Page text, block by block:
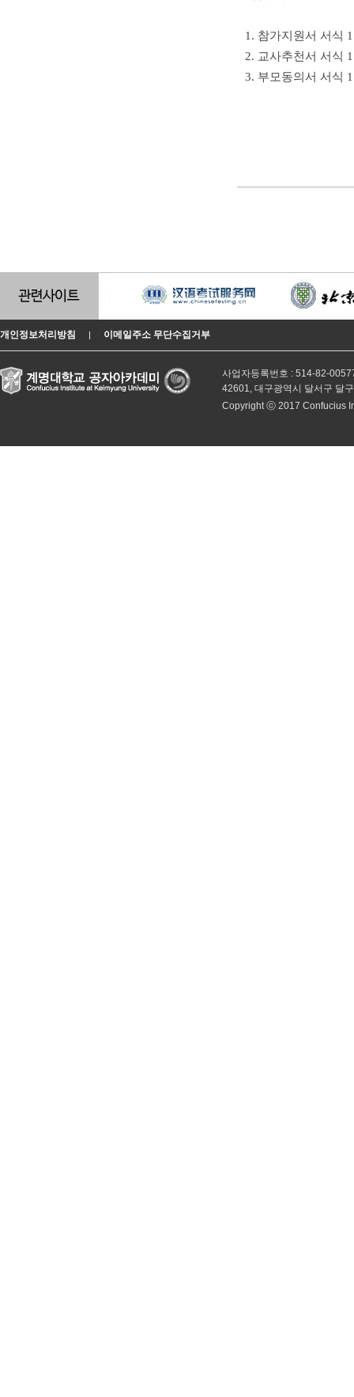
1. 참가지원서 서식
2. 교사추천서 서식
3. 부모동의서 서식
개인정보처리방침 | 이메일주소 무단수집거부
사업자등록번호 : 514-82-
42601, 대구광역시 달서구 달
Copyright ⓒ 2017 Confucius